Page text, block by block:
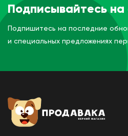
Подписывайтесь
Подпишитесь на последние
и специальных предложениях